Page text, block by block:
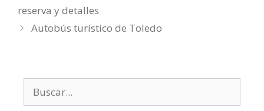
reserva y detalles
Autobús turístico de Toledo